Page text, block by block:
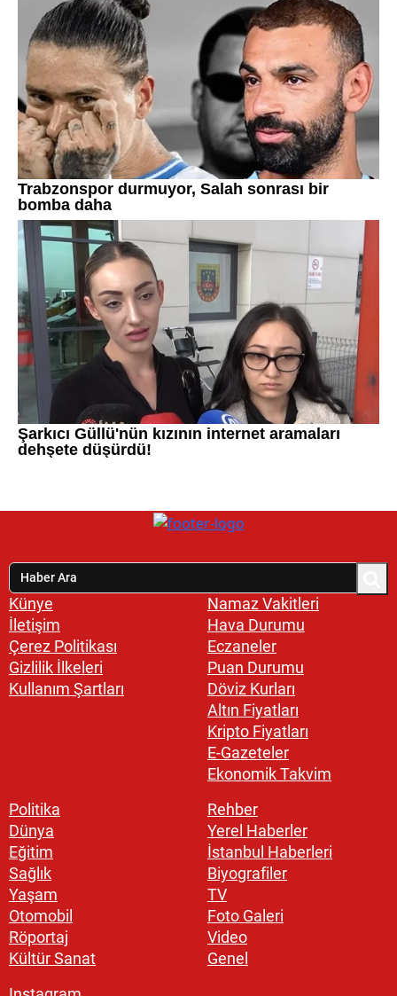
Künye
İletişim
Çerez Politikası
Gizlilik İlkeleri
Kullanım Şartları
Namaz Vakitleri
Hava Durumu
Eczaneler
Puan Durumu
Döviz Kurları
Altın Fiyatları
Kripto Fiyatları
E-Gazeteler
Ekonomik Takvim
Politika
Dünya
Eğitim
Sağlık
Yaşam
Otomobil
Röportaj
Kültür Sanat
Rehber
Yerel Haberler
İstanbul Haberleri
Biyografiler
TV
Foto Galeri
Video
Genel